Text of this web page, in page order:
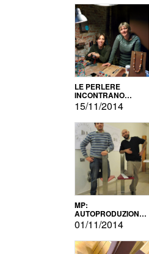
LE PERLERE
INCONTRANO
L'AUTOPRODUZIONE
15/11/2014
MP:
AUTOPRODUZIONE
E INNOVAZIONE
01/11/2014